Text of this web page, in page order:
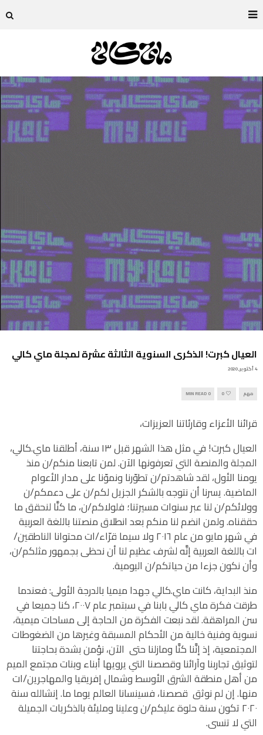
العيال كبرت! الذكرى السنوية الثالثة عشرة لمجلة ماي كالي
4 أكتوبر, 2020
مهم 0
0 MIN READ
قرائنا الأعزاء وقارئاتنا العزيزات،
العيال كبرت! في مثل هذا الشهر قبل ١٣ سنة، أطلقنا ماي.كالي،
المجلة والمنصة التي تعرفونها الآن. لمن تابعنا منكم/ن منذ
يومنا الأول، لقد شاهدتم/ن تطوّرنا ونموّنا على مدار الأعوام
الماضية. يسرنا أن نتوجه بالشكر الجزيل لكم/ن على دعمكم/ن
وولائكم/ن لنا عبر سنوات مسيرتنا؛ فلولاكم/ن، ما كنَّا لنحقق ما
حققناه. ولمن انضم لنا منكم بعد انطلاق منصتنا باللغة العربية
في شهر مايو من عام ٢٠١٦ ولا سيما قرّاء/ات محتوانا الناطقين/
ات باللغة العربية إنَّه لشرف عظيم لنا أن نحظى بجمهور مثلكم/ن،
وأن نكون جزءا من حياتكم/ن اليومية.
منذ البداية، كانت ماي.كالي جهدا ميميابالدرجة الأولى: فعندما
طرقت فكرة ماي كالي بابنا في سبتمبر عام ٢٠٠٧، كنا جميعا في
سن المراهقة. لقد نبعت الفكرة من الحاجة إلى مساحات ميمية،
نسوية وفنية خالية من الأحكام المسبقة وغيرها من الضغوطات
المجتمعية، إذ إنَّنا كنَّا ومازلنا حتى الآن، نؤمن بشدة بحاجتنا
لتوثيق تجاربنا وآرائنا وقصصنا التي يرويها أبناء وبنات مجتمع الميم
من أهل منطقة الشرق الأوسط وشمال إفريقيا والمهاجرين/ات
منها. إن لم نوثق قصصنا، فسينسانا العالم يوما ما. إنشالله سنة
٢٠٢٠ تكون سنة حلوة عليكم/ن وعلينا ومليئة بالذكريات الجميلة
التي لا تنسى.